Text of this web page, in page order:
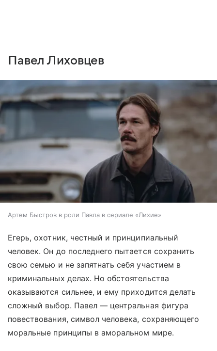
Павел Лиховцев
Артем Быстров в роли Павла в сериале «Лихие»
Егерь, охотник, честный и принципиальный
человек. Он до последнего пытается сохранить
свою семью и не запятнать себя участием в
криминальных делах. Но обстоятельства
оказываются сильнее, и ему приходится делать
сложный выбор. Павел — центральная фигура
повествования, символ человека, сохраняющего
моральные принципы в аморальном мире.